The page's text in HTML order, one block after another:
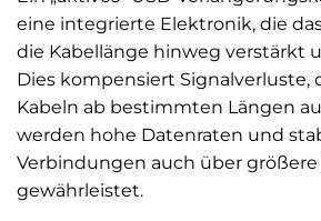
eine integrierte Elektronik, die
die Kabellänge hinweg verstärkt
Dies kompensiert Signalverluste,
Kabeln ab bestimmten Längen
werden hohe Datenraten und
Verbindungen auch über größere
gewährleistet.